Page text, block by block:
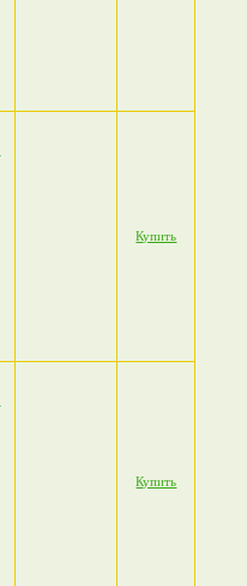
Купить
Купить